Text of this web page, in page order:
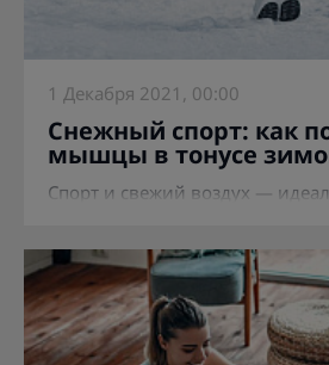
1 Декабря 2021, 00:00
Снежный спорт: как
мышцы в тонусе
Спорт и свежий воздух —